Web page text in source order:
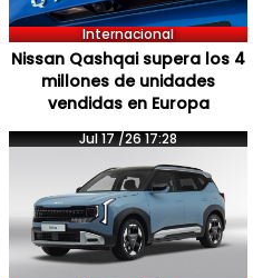
Internacional
Nissan Qashqai supera los 4
millones de unidades
vendidas en Europa
Jul 17 /26 17:28